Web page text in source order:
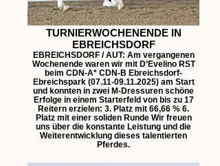
TURNIERWOCHENENDE IN
EBREICHSDORF
EBREICHSDORF / AUT: Am vergangenen
Wochenende waren wir mit D’Evelino RST
beim CDN-A* CDN-B Ebreichsdorf-
Ebreichspark (07.11-09.11.2025) am Start
und konnten in zwei M-Dressuren schöne
Erfolge in einem Starterfeld von bis zu 17
Reitern erzielen: 3. Platz mit 66,66 % 6.
Platz mit einer soliden Runde Wir freuen
uns über die konstante Leistung und die
Weiterentwicklung dieses talentierten
Pferdes.